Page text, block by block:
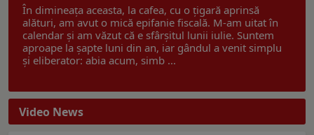
În dimineața aceasta, la cafea, cu o țigară aprinsă
alături, am avut o mică epifanie fiscală. M-am uitat în
calendar și am văzut că e sfârșitul lunii iulie. Suntem
aproape la șapte luni din an, iar gândul a venit simplu
și eliberator: abia acum, simb ...
Video News